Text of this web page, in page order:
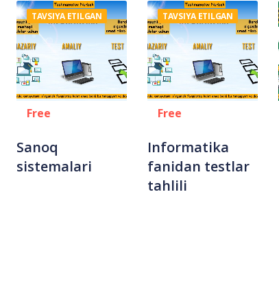
TAVSIYA ETILGAN
Free
Informatika
fanidan testlar
tahlili
TAVSIYA ETILGAN
Free
Sanoq
sistemalari